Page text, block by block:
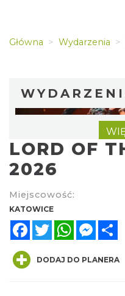
Główna Wydarzenia
LORD OF THE
Tour
Katowice
LORD OF
2026
Miejscowość:
KATOWICE
FacebookTwitterWhatsApp
DODAJ DO PLANERA